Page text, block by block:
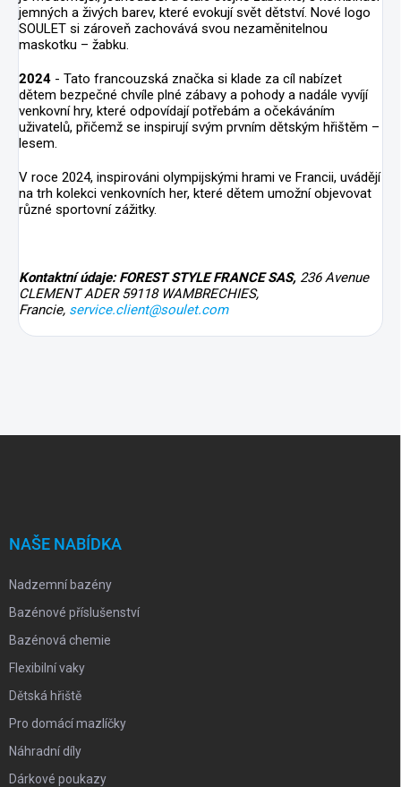
jemných a živých barev, které evokují svět dětství. Nové logo
SOULET si zároveň zachovává svou nezaměnitelnou
maskotku – žabku.
2024 - Tato francouzská značka si klade za cíl nabízet
dětem bezpečné chvíle plné zábavy a pohody a nadále vyvíjí
venkovní hry, které odpovídají potřebám a očekáváním
uživatelů, přičemž se inspirují svým prvním dětským hřištěm –
lesem.
V roce 2024, inspirováni olympijskými hrami ve Francii, uvádějí
na trh kolekci venkovních her, které dětem umožní objevovat
různé sportovní zážitky.
Kontaktní údaje: FOREST STYLE FRANCE SAS, 236 Avenue
CLEMENT ADER 59118 WAMBRECHIES,
Francie, service.client@soulet.com
NAŠE NABÍDKA
Nadzemní bazény
Bazénové příslušenství
Bazénová chemie
Flexibilní vaky
Dětská hřiště
Pro domácí mazlíčky
Náhradní díly
Dárkové poukazy